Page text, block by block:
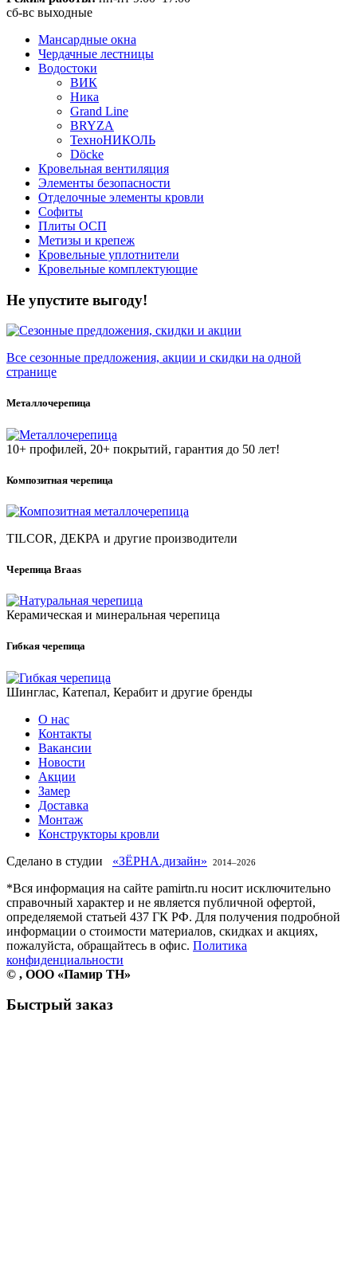
сб-вс выходные
Мансардные окна
Чердачные лестницы
Водостоки
ВИК
Ника
Grand Line
BRYZA
ТехноНИКОЛЬ
Döcke
Кровельная вентиляция
Элементы безопасности
Отделочные элементы кровли
Софиты
Плиты ОСП
Метизы и крепеж
Кровельные уплотнители
Кровельные комплектующие
Не упустите выгоду!
Все сезонные предложения, акции и скидки на одной
странице
Металлочерепица
10+ профилей, 20+ покрытий, гарантия до 50 лет!
Композитная черепица
TILCOR, ДЕКРА и другие производители
Черепица Braas
Керамическая и минеральная черепица
Гибкая черепица
Шинглас, Катепал, Керабит и другие бренды
О нас
Контакты
Вакансии
Новости
Акции
Замер
Доставка
Монтаж
Конструкторы кровли
Сделано в студии «ЗЁРНА.дизайн» 2014–2026
*Вся информация на сайте pamirtn.ru носит исключительно
справочный характер и не является публичной офертой,
определяемой статьей 437 ГК РФ. Для получения подробной
информации о стоимости материалов, скидках и акциях,
пожалуйста, обращайтесь в офис. Политика
конфиденциальности
© , ООО «Памир ТН»
Быстрый заказ